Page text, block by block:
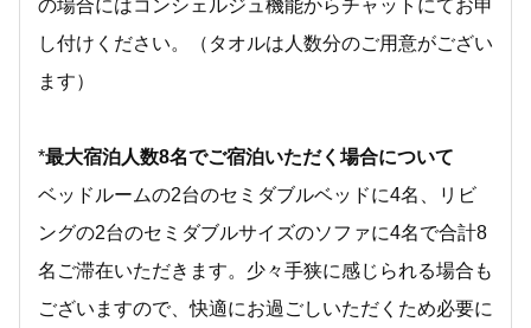
の場合にはコンシェルジュ機能からチャットにてお申
し付けください。（タオルは人数分のご用意がござい
ます）
*最大宿泊人数8名でご宿泊いただく場合について
ベッドルームの2台のセミダブルベッドに4名、リビ
ングの2台のセミダブルサイズのソファに4名で合計8
名ご滞在いただきます。少々手狭に感じられる場合も
ございますので、快適にお過ごしいただくため必要に